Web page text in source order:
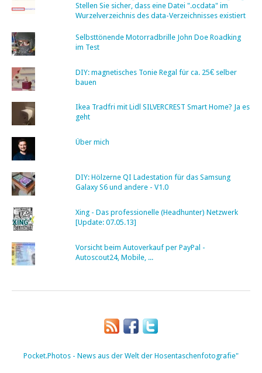
Stellen Sie sicher, dass eine Datei ".ocdata" im
Wurzelverzeichnis des data-Verzeichnisses existiert
Selbsttönende Motorradbrille John Doe Roadking
im Test
DIY: magnetisches Tonie Regal für ca. 25€ selber
bauen
Ikea Tradfri mit Lidl SILVERCREST Smart Home? Ja es
geht
Über mich
DIY: Hölzerne QI Ladestation für das Samsung
Galaxy S6 und andere - V1.0
Xing - Das professionelle (Headhunter) Netzwerk
[Update: 07.05.13]
Vorsicht beim Autoverkauf per PayPal -
Autoscout24, Mobile, ...
Pocket.Photos - News aus der Welt der Hosentaschenfotografie"